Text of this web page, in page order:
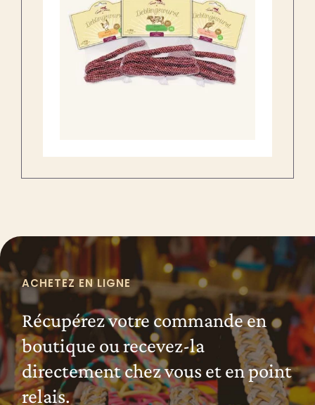
ACHETEZ EN LIGNE
Récupérez votre commande en
boutique ou recevez-la
directement chez vous et en point
relais.